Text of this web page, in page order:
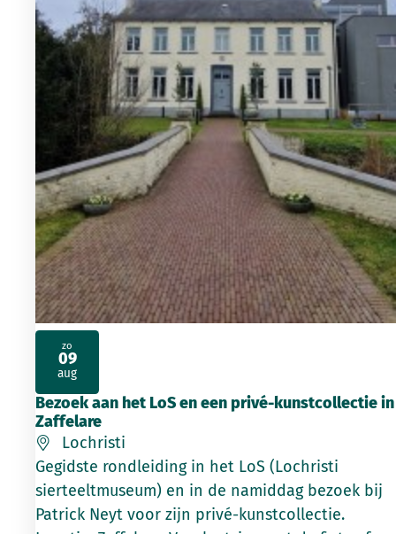
Bezoek aan het LoS en een privé-kunstcollectie in
Zaffelare
Lochristi
Gegidste rondleiding in het LoS (Lochristi
sierteeltmuseum) en in de namiddag bezoek bij
Patrick Neyt voor zijn privé-kunstcollectie.
zo
09
aug
2026